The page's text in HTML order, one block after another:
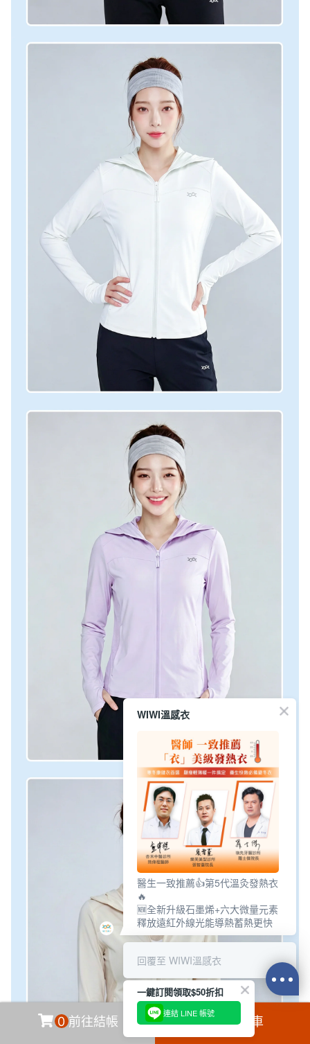
0 前往結帳 加入購物車
WIWI溫感衣
醫生一致推薦👍第5代溫灸發熱衣
🔥
🆕全新升級石墨烯+六大微量元素
釋放遠紅外線光能導熱蓄熱更快
回覆至 WIWI溫感衣
一鍵訂閱領取$50折扣
連結 LINE 帳號